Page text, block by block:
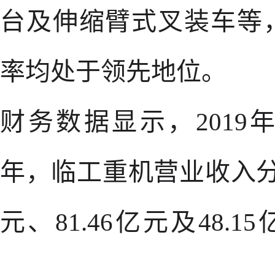
台及伸缩臂式叉装车
率均处于领先地位。
财务数据显示，2019
年，临工重机营业收入
元、81.46亿元及